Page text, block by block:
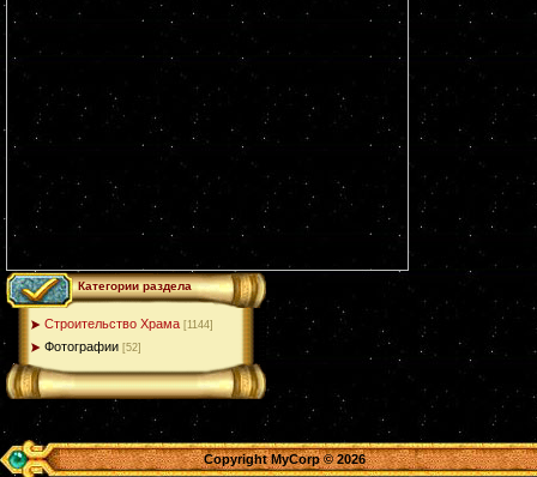
Категории раздела
Строительство Храма [1144]
Фотографии [52]
Copyright MyCorp © 2026